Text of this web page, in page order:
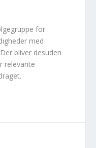
for
med
bliver desuden
relevante